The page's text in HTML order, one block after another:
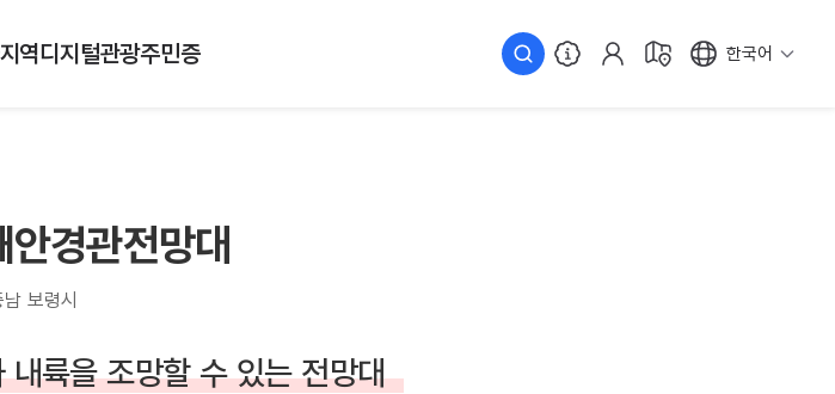
지역디지털관광주민증 한국어
경관전망대
남 보령시
륙을 조망할 수 있는 전망대